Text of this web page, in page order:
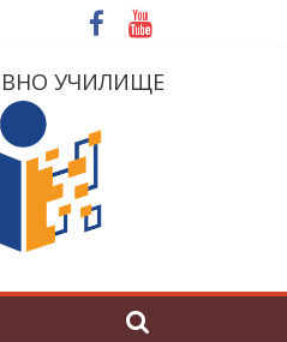
УЧИЛИЩЕ